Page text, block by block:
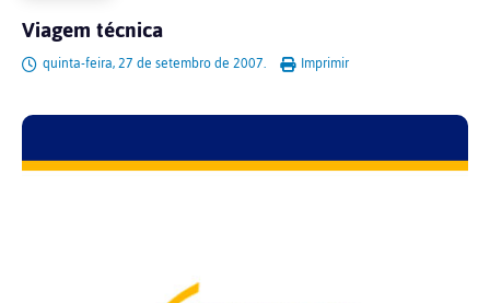
Viagem técnica
quinta-feira, 27 de setembro de 2007. Imprimir